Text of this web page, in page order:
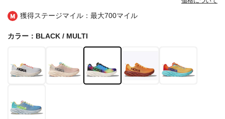
獲得ステージマイル：最大700マイル
カラー：BLACK / MULTI